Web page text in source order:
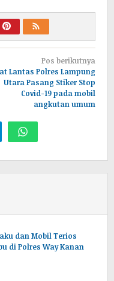
Pos berikutnya
Lantas Polres Lampung
Utara Pasang Stiker Stop
Covid-19 pada mobil
angkutan umum
dan Mobil Terios
di Polres Way Kanan